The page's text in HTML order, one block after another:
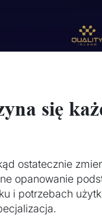
się
ostatecznie
opanowanie
i potrzebach